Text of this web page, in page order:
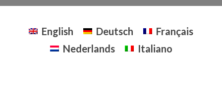
English Deutsch
Français
Nederlands
Italiano